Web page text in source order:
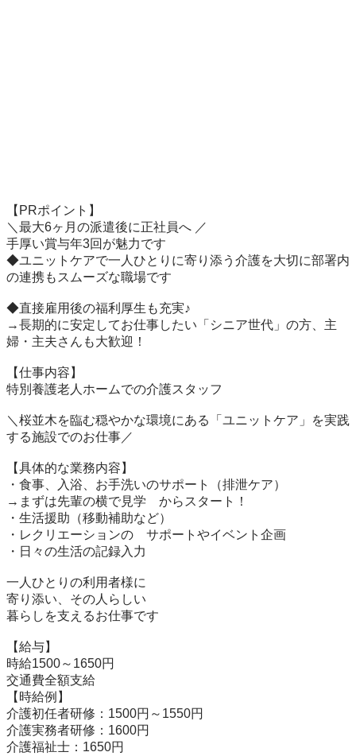
【PRポイント】
＼最大6ヶ月の派遣後に正社員へ ／
手厚い賞与年3回が魅力です
◆ユニットケアで一人ひとりに寄り添う介護を大切に部署内
の連携もスムーズな職場です
◆直接雇用後の福利厚生も充実♪
→長期的に安定してお仕事したい「シニア世代」の方、主
婦・主夫さんも大歓迎！
【仕事内容】
特別養護老人ホームでの介護スタッフ
＼桜並木を臨む穏やかな環境にある「ユニットケア」を実践
する施設でのお仕事／
【具体的な業務内容】
・食事、入浴、お手洗いのサポート（排泄ケア）
→まずは先輩の横で見学　からスタート！
・生活援助（移動補助など）
・レクリエーションの　サポートやイベント企画
・日々の生活の記録入力
一人ひとりの利用者様に
寄り添い、その人らしい
暮らしを支えるお仕事です
【給与】
時給1500～1650円
交通費全額支給
【時給例】
介護初任者研修：1500円～1550円
介護実務者研修：1600円
介護福祉士：1650円